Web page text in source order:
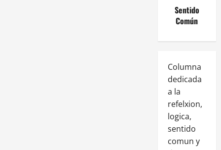
Sentido
Común
Columna
dedicada
a la
refelxion,
logica,
sentido
comun y